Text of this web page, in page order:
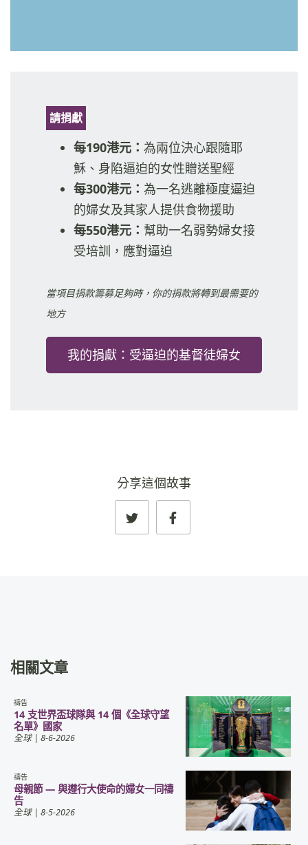
請捐獻
每190港元：為兩位決心跟隨耶
穌、身陷逼迫的女性贈送聖經
每300港元：為一名逃離極度逼迫
的婦女及其家人提供食物援助
每550港元： 幫助一名弱勢婦女接
受培訓，應對逼迫
當項目捐款籌募足夠時，你的捐款將轉到最需要的
地方
我的捐獻：受逼迫的基督徒婦女
分享這個故事
相關文章
禱告
14 支世界盃球隊與 14 個《全球守望
名單》國家
全球| 8-6-2026
禱告
母親節 — 與遵行大使命的婦女一同禱
告
全球| 8-5-2026